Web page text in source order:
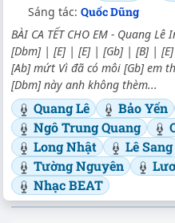
Sáng tác: Quốc Dũng
BÀI CA TẾT CHO EM - Quang
[Dbm] | [E] | [E] | [Gb] | [B] | [E]
[Ab] mứt Vì đã có môi [Gb] em
[Dbm] này anh không thèm...
Quang Lê Bảo Yến
Ngô Trung Quang
Long Nhật
Lê Sang
Tường Nguyên
Nhạc BEAT